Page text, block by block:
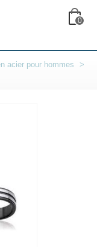
0
acier pour hommes
>